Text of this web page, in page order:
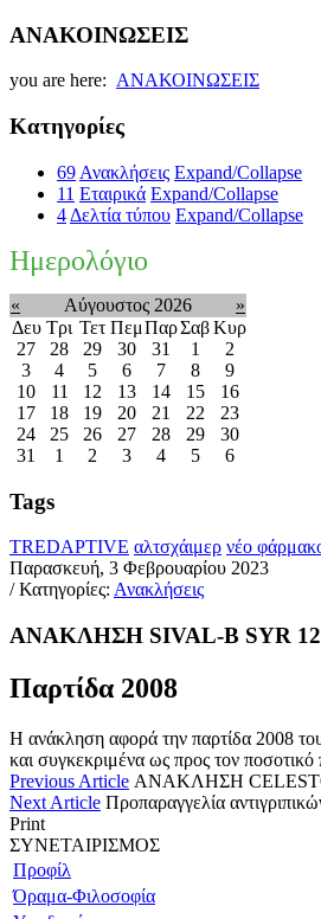
ΑΝΑΚΟΙΝΩΣΕΙΣ
you are here: ΑΝΑΚΟΙΝΩΣΕΙΣ
Κατηγορίες
69 Ανακλήσεις Expand/Collapse
11 Εταιρικά Expand/Collapse
4 Δελτία τύπου Expand/Collapse
Ημερολόγιο
« Αύγουστος 2026
»
Δευ Τρι Τετ ΠεμΠαρΣαβΚυρ
27
28 29 30 31 1
2
3
4 5 6 7 8
9
10
11 12 13 14 15
16
17
18 19 20 21 22
23
24
25 26 27 28 29
30
31
1 2 3 4 5 6
Tags
TREDAPTIVE αλτσχάιμερ νέο
Παρασκευή, 3 Φεβρουαρίου 2023
/ Κατηγορίες: Ανακλήσεις
ΑΝΑΚΛΗΣΗ SIVAL-B SYR
Παρτίδα 2008
Η ανάκληση αφορά την παρτίδα 2008
και συγκεκριμένα ως προς τον
Previous Article ΑΝΑΚΛΗΣΗ
Next Article Προπαραγγελία
Print
ΣΥΝΕΤΑΙΡΙΣΜΟΣ
Προφίλ
Όραμα-Φιλοσοφία